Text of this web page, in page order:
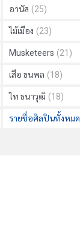
อานัส (25)
ไม้เมือง (23)
Musketeers (21)
เสือ ธนพล (18)
ไท ธนาวุฒิ (18)
รายชื่อศิลปินทั้งหมด